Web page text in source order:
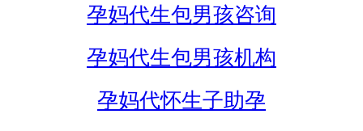
孕妈代生包男孩咨询
孕妈代生包男孩机构
孕妈代怀生子助孕